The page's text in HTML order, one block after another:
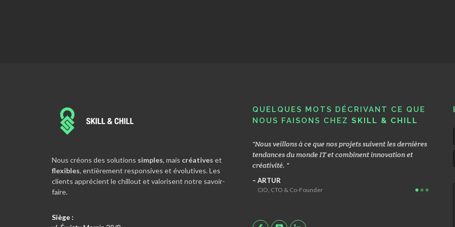
Nous créons des solutions simples, mais créatives et
flexibles, entièrement responsives et évolutives. Les
clients apprécient le chillout et valorisent notre savoir-
faire.
Siège :
QUELQUES MOTS DÉCRIVANT CE QUE
NOUS FAISONS CHEZ SKILL & CHILL
satisfaction nous apporte ensuite une grande joie et un
réel accomplissement.
Nous veillons à ce que nos projets suivent les dernières
tendances du monde IT et combinent innovation et
créativité.
ARTUR
CIO, CTO & Co-Founder
Nous